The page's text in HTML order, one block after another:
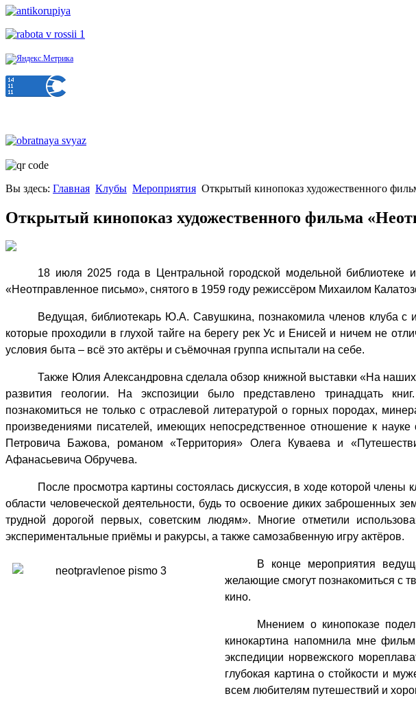
Вы здесь: Главная Клубы Мероприятия Открытый кинопоказ художественного
Открытый кинопоказ художественного фильма
18 июля 2025 года в Центральной городской модельной
«Неотправленное письмо», снятого в 1959 году режиссёром Михаилом
Ведущая, библиотекарь Ю.А. Савушкина, познакомила членов клуба
которые проходили в глухой тайге на берегу рек Ус и Енисей и ничем не
условия быта – всё это актёры и съёмочная группа испытали на себе.
Также Юлия Александровна сделала обзор книжной выставки «На
развития геологии. На экспозиции было представлено тринадцать
познакомиться не только с отраслевой литературой о горных породах,
произведениями писателей, имеющих непосредственное отношение к
Петровича Бажова, романом «Территория» Олега Куваева и
Афанасьевича Обручева.
После просмотра картины состоялась дискуссия, в ходе которой
области человеческой деятельности, будь то освоение диких заброшенных
трудной дорогой первых, советским людям». Многие отметили
экспериментальные приёмы и ракурсы, а также самозабвенную игру актёров.
В конце мероприятия
желающие смогут познакомиться с
кино.
Мнением о кинопоказе
кинокартина напомнила мне
экспедиции норвежского
глубокая картина о стойкости и
всем любителям путешествий и